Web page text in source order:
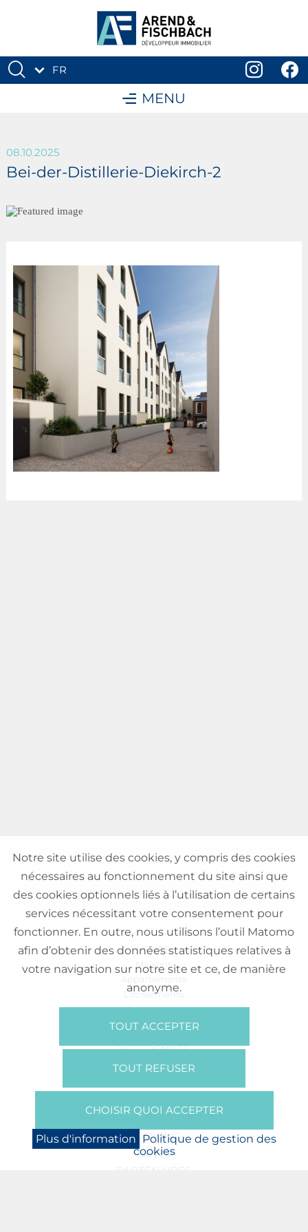
FR
MENU
08.10.2025
Bei-der-Distillerie-Diekirch-2
VENTE
Maisons
Appartements
Lotissements
Commerces
Bureaux
RÉFÉRENCES
SUR NOUS
Presse
BOOKING
NEWS
PARTENAIRES
Notre site utilise des cookies, y compris des cookies
nécessaires au fonctionnement du site ainsi que
des cookies optionnels liés à l’utilisation de certains
services nécessitant votre consentement pour
fonctionner. En outre, nous utilisons l’outil Matomo
afin d’obtenir des données statistiques relatives à
votre navigation sur notre site et ce, de manière
anonyme.
TOUT ACCEPTER
TOUT REFUSER
CHOISIR QUOI ACCEPTER
Plus d'information Politique de gestion des
cookies